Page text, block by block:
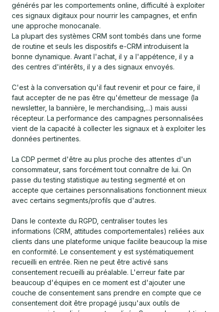
générés par les comportements online, difficulté à exploiter
ces signaux digitaux pour nourrir les campagnes, et enfin
une approche monocanale.
La plupart des systèmes CRM sont tombés dans une forme
de routine et seuls les dispositifs e-CRM introduisent la
bonne dynamique. Avant l'achat, il y a l'appétence, il y a
des centres d'intérêts, il y a des signaux envoyés.
C'est à la conversation qu'il faut revenir et pour ce faire, il
faut accepter de ne pas être qu'émetteur de message (la
newsletter, la bannière, le merchandising,...) mais aussi
récepteur. La performance des campagnes personnalisées
vient de la capacité à collecter les signaux et à exploiter les
données pertinentes.
La CDP permet d'être au plus proche des attentes d'un
consommateur, sans forcément tout connaître de lui. On
passe du testing statistique au testing segmenté et on
accepte que certaines personnalisations fonctionnent mieux
avec certains segments/profils que d'autres.
Dans le contexte du RGPD, centraliser toutes les
informations (CRM, attitudes comportementales) reliées aux
clients dans une plateforme unique facilite beaucoup la mise
en conformité. Le consentement y est systématiquement
recueilli en entrée. Rien ne peut être activé sans
consentement recueilli au préalable. L'erreur faite par
beaucoup d'équipes en ce moment est d'ajouter une
couche de consentement sans prendre en compte que ce
consentement doit être propagé jusqu'aux outils de